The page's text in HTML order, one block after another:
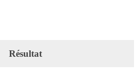
Résultat